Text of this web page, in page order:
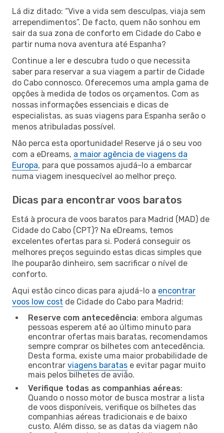
Lá diz ditado: “Vive a vida sem desculpas, viaja sem
arrependimentos”. De facto, quem não sonhou em
sair da sua zona de conforto em Cidade do Cabo e
partir numa nova aventura até Espanha?
Continue a ler e descubra tudo o que necessita
saber para reservar a sua viagem a partir de Cidade
do Cabo connosco. Oferecemos uma ampla gama de
opções à medida de todos os orçamentos. Com as
nossas informações essenciais e dicas de
especialistas, as suas viagens para Espanha serão o
menos atribuladas possível.
Não perca esta oportunidade! Reserve já o seu voo
com a eDreams, a maior agência de viagens da
Europa, para que possamos ajudá-lo a embarcar
numa viagem inesquecível ao melhor preço.
Dicas para encontrar voos baratos
Está à procura de voos baratos para Madrid (MAD) de
Cidade do Cabo (CPT)? Na eDreams, temos
excelentes ofertas para si. Poderá conseguir os
melhores preços seguindo estas dicas simples que
lhe pouparão dinheiro, sem sacrificar o nível de
conforto.
Aqui estão cinco dicas para ajudá-lo a encontrar
voos low cost de Cidade do Cabo para Madrid:
Reserve com antecedência: embora algumas
pessoas esperem até ao último minuto para
encontrar ofertas mais baratas, recomendamos
sempre comprar os bilhetes com antecedência.
Desta forma, existe uma maior probabilidade de
encontrar viagens baratas e evitar pagar muito
mais pelos bilhetes de avião.
Verifique todas as companhias aéreas:
Quando o nosso motor de busca mostrar a lista
de voos disponíveis, verifique os bilhetes das
companhias aéreas tradicionais e de baixo
custo. Além disso, se as datas da viagem não